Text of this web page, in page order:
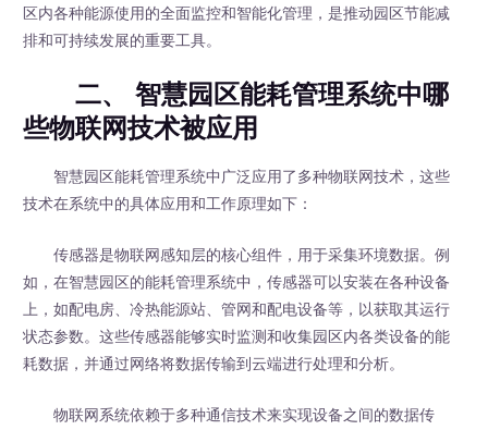
区内各种能源使用的全面监控和智能化管理，是推动园区节能减
排和可持续发展的重要工具。
二、 智慧园区能耗管理系统中哪
些物联网技术被应用
智慧园区能耗管理系统中广泛应用了多种物联网技术，这些
技术在系统中的具体应用和工作原理如下：
传感器是物联网感知层的核心组件，用于采集环境数据。例
如，在智慧园区的能耗管理系统中，传感器可以安装在各种设备
上，如配电房、冷热能源站、管网和配电设备等，以获取其运行
状态参数。这些传感器能够实时监测和收集园区内各类设备的能
耗数据，并通过网络将数据传输到云端进行处理和分析。
物联网系统依赖于多种通信技术来实现设备之间的数据传